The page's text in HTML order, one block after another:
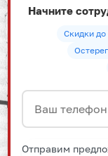
Начните
Скидки до
Отправим